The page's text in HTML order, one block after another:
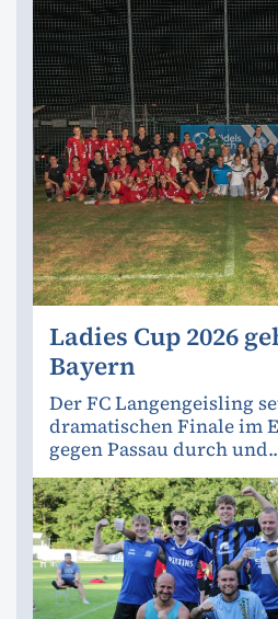
Ladies Cup 2026
Bayern
Der FC Langengeisling
dramatischen Finale im
gegen Passau durch